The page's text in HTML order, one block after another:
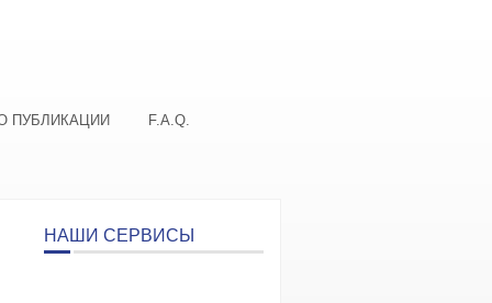
ПУБЛИКАЦИИ F.A.Q.
НАШИ СЕРВИСЫ